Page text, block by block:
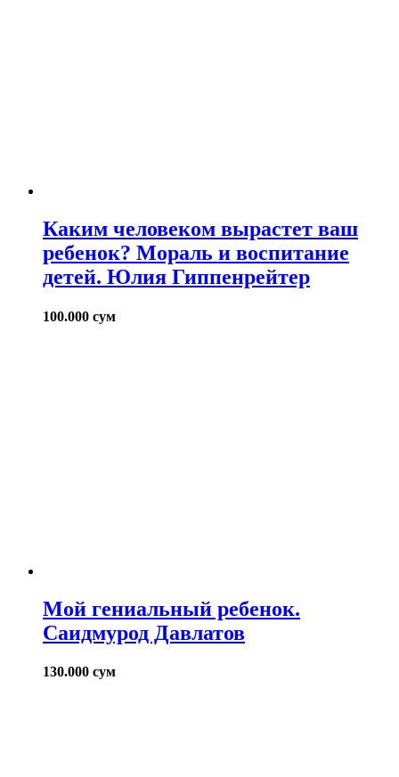
Каким человеком вырастет ваш
ребенок? Мораль и воспитание
детей. Юлия Гиппенрейтер
100.000 сум
Мой гениальный ребенок.
Саидмурод Давлатов
130.000 сум